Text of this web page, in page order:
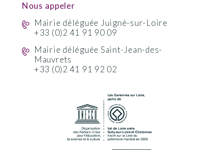
Nous appeler
Mairie déléguée Juigné-sur-Loire
+33 (0)2 41 91 90 09
Mairie déléguée Saint-Jean-des-
Mauvrets
+33 (0)2 41 91 92 02